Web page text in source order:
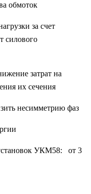
обмоток
за счет
силового
затрат на
их сечения
несимметрию фаз
УКМ58: от 3